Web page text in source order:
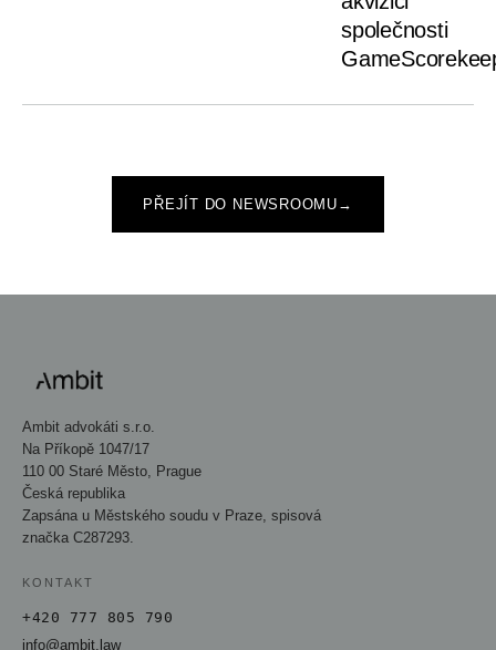
společnosti
PŘEJÍT DO NEWSROOMU →
Ambit advokáti s.r.o.
Na Příkopě 1047/17
110 00 Staré Město, Prague
Česká republika
Zapsána u Městského soudu v Praze, spisová
značka C287293.
KONTAKT
+420 777 805 790
info@ambit.law